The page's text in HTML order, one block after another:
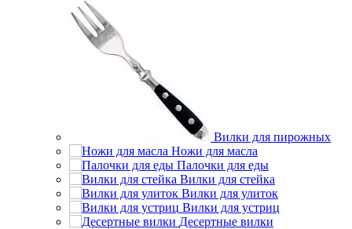
Вилки для пирожных
Ножи для масла
Палочки для еды
Вилки для стейка
Вилки для улиток
Вилки для устриц
Десертные вилки